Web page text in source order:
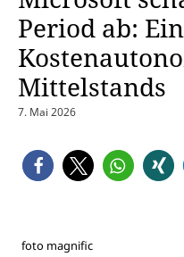
Period ab:
Mittelstands
7. Mai 2026
foto magnific